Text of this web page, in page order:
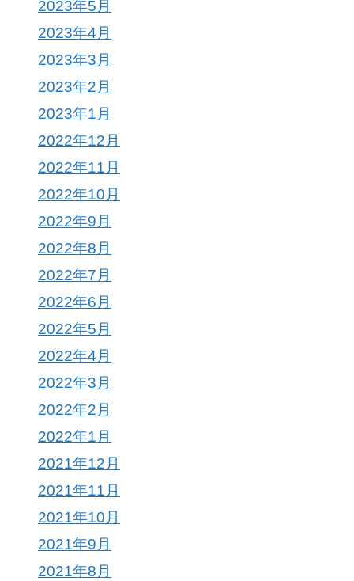
2023年5月
2023年4月
2023年3月
2023年2月
2023年1月
2022年12月
2022年11月
2022年10月
2022年9月
2022年8月
2022年7月
2022年6月
2022年5月
2022年4月
2022年3月
2022年2月
2022年1月
2021年12月
2021年11月
2021年10月
2021年9月
2021年8月